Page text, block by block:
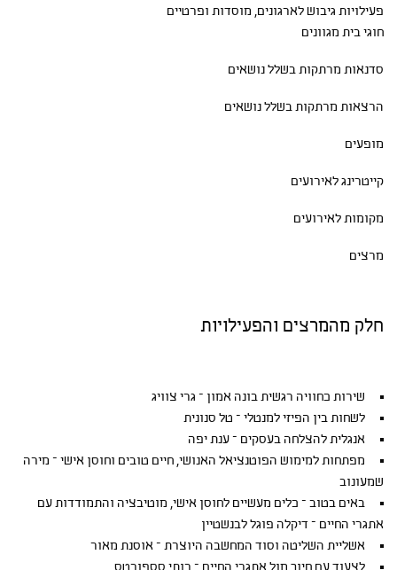
פעילויות גיבושלארגונים, מוסדות ופרטיים
חוגי בית מגוונים
סדנאות מרתקות בשלל נושאים
הרצאות מרתקות בשלל נושאים
מופעים
קייטרינג לאירועים
מקומות לאירועים
מרצים
חלק מהמרצים והפעילויות
שירות כחוויה רגשית בונה אמון – גרי צוויג
לשחות בין הפיזי למנטלי – טל סנונית
אנגלית להצלחה בעסקים – ענת יפה
מפתחות למימוש הפוטנציאל האנושי, חיים טובים וחוסן אישי – מירה
שמעונוב
באים בטוב – כלים מעשיים לחוסן אישי, מוטיבציה והתמודדות עם
אתגרי החיים – דיקלה פוגל לבנשטיין
אשליית השליטה וסוד המחשבה היוצרת – אוסנת מאור